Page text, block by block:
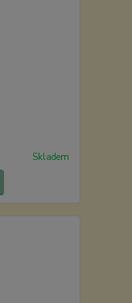
Skladem